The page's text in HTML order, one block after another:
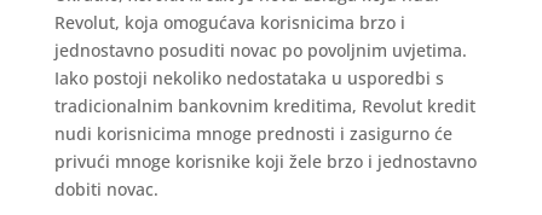
Revolut, koja omogućava korisnicima brzo i
jednostavno posuditi novac po povoljnim uvjetima.
Iako postoji nekoliko nedostataka u usporedbi s
tradicionalnim bankovnim kreditima, Revolut kredit
nudi korisnicima mnoge prednosti i zasigurno će
privući mnoge korisnike koji žele brzo i jednostavno
dobiti novac.